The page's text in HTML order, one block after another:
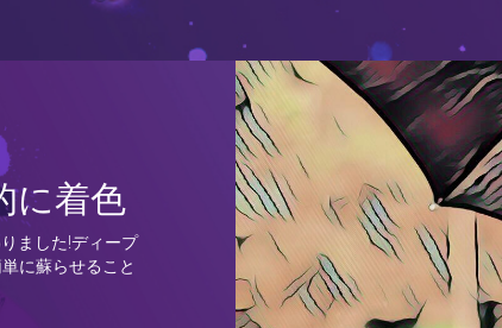
に着色
ました!ディープ
に蘇らせること